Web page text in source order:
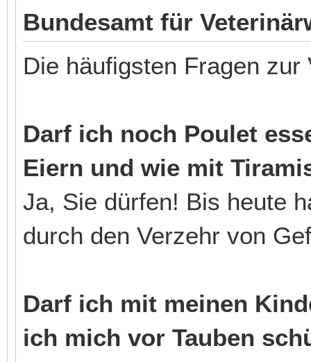
Bundesamt für
Die häufigsten Fragen zur
Darf ich noch Poulet
Eiern und wie mit
Ja, Sie dürfen! Bis heute
durch den Verzehr von
Darf ich mit meinen
ich mich vor Tauben